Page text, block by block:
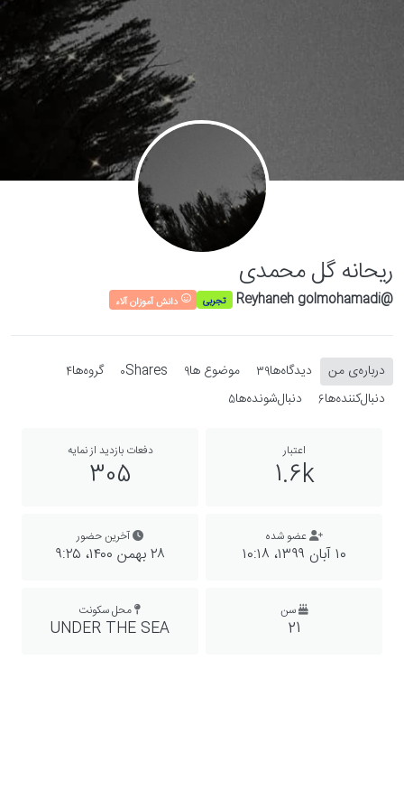
ریحانه گل محمدی
@Reyhaneh golmohamadi تجربی دانش آموزان آلاء
درباره‌‌ی من دیدگاه‌ها39 موضوع ها9
Shares
0 گروه‌ها4
دنبال‌کننده‌ها6 دنبال‌شونده‌ها5
اعتبار
1.6k
دفعات بازدید از نمایه
305
عضو شده
۱۰ آبان ۱۳۹۹،‏ ۱۰:۱۸
آخرین حضور
۲۸ بهمن ۱۴۰۰،‏ ۹:۲۵
سن
21
محل سکونت
UNDER THE SEA